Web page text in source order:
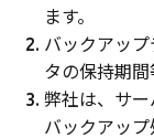
ます。
バックアッ
タの保持期間
弊社は、サ
バックアッ